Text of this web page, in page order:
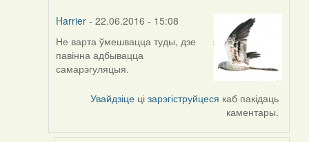
Harrier - 22.06.2016 - 15:08
In
reply
to
Viachaslav
(госць)
Не варта ўмешвацца туды, дзе
павінна адбывацца
самарэгуляцыя.
Увайдзіце цізарэгіструйцеся каб пакідаць
каментары.